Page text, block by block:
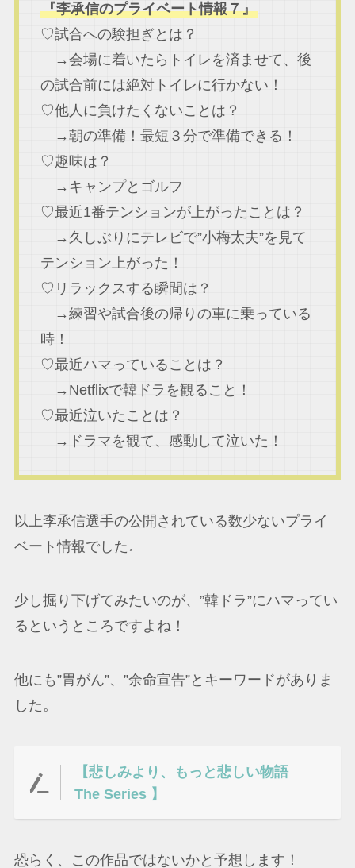
『李承信のプライベート情報７』
♡試合への験担ぎとは？
→会場に着いたらトイレを済ませて、後
の試合前には絶対トイレに行かない！
♡他人に負けたくないことは？
→朝の準備！最短３分で準備できる！
♡趣味は？
→キャンプとゴルフ
♡最近1番テンションが上がったことは？
→久しぶりにテレビで”小梅太夫”を見て
テンション上がった！
♡リラックスする瞬間は？
→練習や試合後の帰りの車に乗っている
時！
♡最近ハマっていることは？
→Netflixで韓ドラを観ること！
♡最近泣いたことは？
→ドラマを観て、感動して泣いた！
以上李承信選手の公開されている数少ないプライ
ベート情報でした♩
少し掘り下げてみたいのが、”韓ドラ”にハマってい
るというところですよね！
他にも”胃がん”、”余命宣告”とキーワードがありま
した。
【悲しみより、もっと悲しい物語
The Series 】
恐らく、この作品ではないかと予想します！